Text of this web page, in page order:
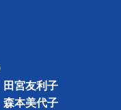
宮友利子
美代子